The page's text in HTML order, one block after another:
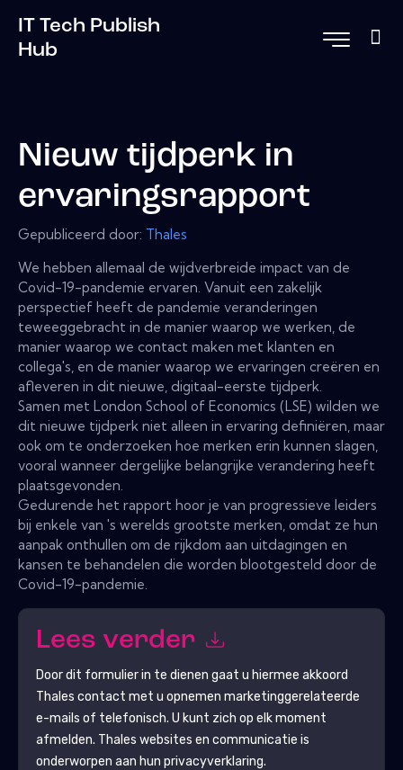
IT Tech Publish
Hub
Nieuw tijdperk in
ervaringsrapport
Gepubliceerd door: Thales
We hebben allemaal de wijdverbreide impact van de
Covid-19-pandemie ervaren. Vanuit een zakelijk
perspectief heeft de pandemie veranderingen
teweeggebracht in de manier waarop we werken, de
manier waarop we contact maken met klanten en
collega's, en de manier waarop we ervaringen creëren en
afleveren in dit nieuwe, digitaal-eerste tijdperk.
Samen met London School of Economics (LSE) wilden we
dit nieuwe tijdperk niet alleen in ervaring definiëren, maar
ook om te onderzoeken hoe merken erin kunnen slagen,
vooral wanneer dergelijke belangrijke verandering heeft
plaatsgevonden.
Gedurende het rapport hoor je van progressieve leiders
bij enkele van 's werelds grootste merken, omdat ze hun
aanpak onthullen om de rijkdom aan uitdagingen en
kansen te behandelen die worden blootgesteld door de
Covid-19-pandemie.
Lees verder
Door dit formulier in te dienen gaat u hiermee akkoord
Thales contact met u opnemen marketinggerelateerde
e-mails of telefonisch. U kunt zich op elk moment
afmelden. Thales websites en communicatie is
onderworpen aan hun privacyverklaring.